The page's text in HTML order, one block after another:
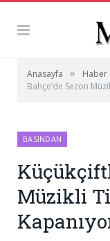
Anasayfa » Haber
Bahçe’de Sezon
BASINDAN
Müzikli